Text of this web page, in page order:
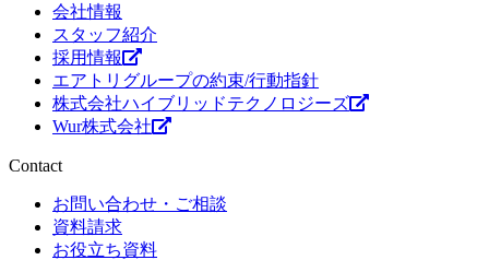
会社情報
スタッフ紹介
採用情報
エアトリグループの約束/行動指針
株式会社ハイブリッドテクノロジーズ
Wur株式会社
Contact
お問い合わせ・ご相談
資料請求
お役立ち資料